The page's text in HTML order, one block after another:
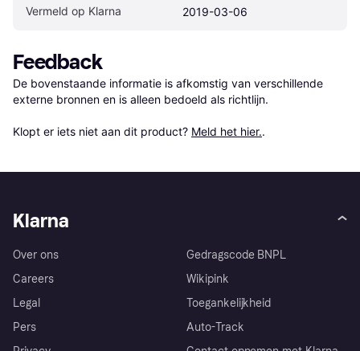
Vermeld op Klarna 2019-03-06
Feedback
De bovenstaande informatie is afkomstig van verschillende
externe bronnen en is alleen bedoeld als richtlijn.
Klopt er iets niet aan dit product? Meld het hier..
Klarna
Over ons
Careers
Legal
Pers
Gedragscode BNPL
Wikipink
Toegankelijkheid
Auto-Track